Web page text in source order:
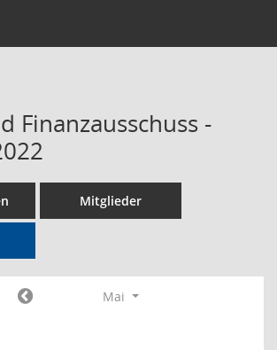
Finanzausschuss -
Mitglieder
Mai